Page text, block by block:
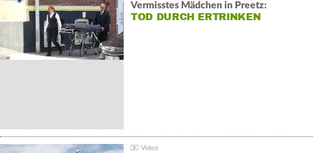
Vermisstes Mädchen in Preetz:
TOD DURCH ERTRINKEN